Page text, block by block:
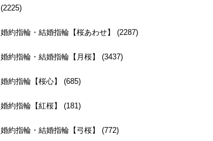
(2225)
婚約指輪・結婚指輪【桜あわせ】 (2287)
婚約指輪・結婚指輪【月桜】 (3437)
婚約指輪【桜心】 (685)
婚約指輪【紅桜】 (181)
婚約指輪・結婚指輪【弓桜】 (772)